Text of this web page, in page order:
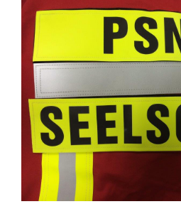
grösseres
Bild